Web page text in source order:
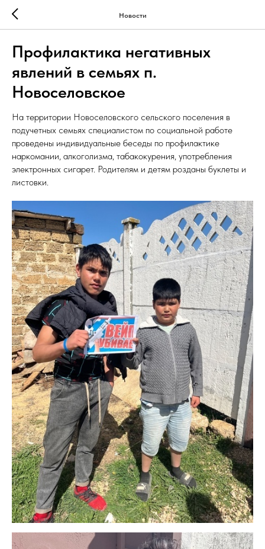
Новости
Профилактика негативных
явлений в семьях п.
Новоселовское
На территории Новоселовского сельского поселения в
подучетных семьях специалистом по социальной работе
проведены индивидуальные беседы по профилактике
наркомании, алкоголизма, табакокурения, употребления
электронных сигарет. Родителям и детям розданы буклеты и
листовки.